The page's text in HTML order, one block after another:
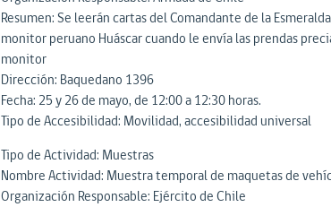
Resumen: Se leerán cartas del Comandante de la
monitor peruano Huáscar cuando le envía las prendas
monitor
Dirección: Baquedano 1396
Fecha: 25 y 26 de mayo, de 12:00 a 12:30 horas.
Tipo de Accesibilidad: Movilidad, accesibilidad universal
Tipo de Actividad: Muestras
Nombre Actividad: Muestra temporal de maquetas de
Organización Responsable: Ejército de Chile